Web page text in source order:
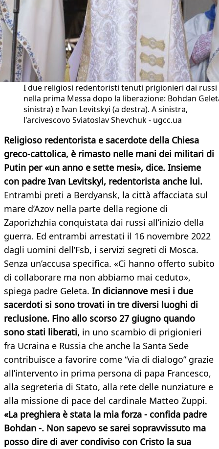
I due religiosi redentoristi tenuti prigionieri dai russi
nella prima Messa dopo la liberazione: Bohdan
sinistra) e Ivan Levitskyi (a destra). A sinistra,
l'arcivescovo Sviatoslav Shevchuk - ugcc.ua
Religioso redentorista e sacerdote della Chiesa
greco-cattolica, è rimasto nelle mani dei militari di
Putin per «un anno e sette mesi», dice. Insieme
con padre Ivan Levitskyi, redentorista anche lui.
Entrambi preti a Berdyansk, la città affacciata sul
mare d’Azov nella parte della regione di
Zaporizhzhia conquistata dai russi all’inizio della
guerra. Ed entrambi arrestati il 16 novembre 2022
dagli uomini dell’Fsb, i servizi segreti di Mosca.
Senza un’accusa specifica. «Ci hanno offerto subito
di collaborare ma non abbiamo mai ceduto»,
spiega padre Geleta. In diciannove mesi i due
sacerdoti si sono trovati in tre diversi luoghi di
reclusione. Fino allo scorso 27 giugno quando
sono stati liberati, in uno scambio di prigionieri
fra Ucraina e Russia che anche la Santa Sede
contribuisce a favorire come “via di dialogo” grazie
all’intervento in prima persona di papa Francesco,
alla segreteria di Stato, alla rete delle nunziature e
alla missione di pace del cardinale Matteo Zuppi.
«La preghiera è stata la mia forza - confida padre
Bohdan -. Non sapevo se sarei sopravvissuto ma
posso dire di aver condiviso con Cristo la sua